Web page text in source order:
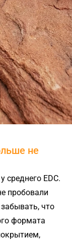
не
EDC.
пробовали
что
формата